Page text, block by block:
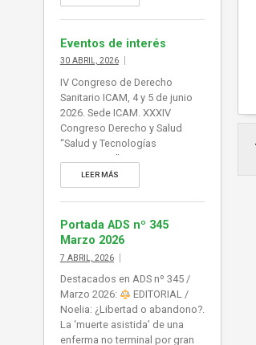
ampliada […]
Eventos de interés
30 ABRIL, 2026
IV Congreso de Derecho
Sanitario ICAM, 4 y 5 de junio
2026. Sede ICAM. XXXIV
Congreso Derecho y Salud
“Salud y Tecnologías
Emergentes”, 27-29.05.26,
Santander. Asociación Juristas
de la Salud. Foro de Derecho
Sanitario del Hospital
Universitario La Paz. ‘Actuación
forense y hospitalaria.
Madrid, 28 de mayo de 2026.
ICAM. Sección Derecho
Farmacéutico. ‘Productos
Sanitarios: Regulación,
Novedades […]
LEER MÁS
Portada ADS nº 345
Marzo 2026
7 ABRIL, 2026
Destacados en ADS nº 345 /
Marzo 2026:
EDITORIAL /
Noelia: ¿Libertad o abandono?.
La ‘muerte asistida’ de una
enferma no terminal por gran